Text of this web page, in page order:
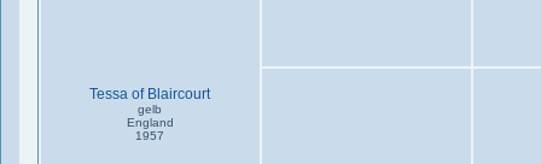
Tessa of Blaircourt
gelb
England
1957